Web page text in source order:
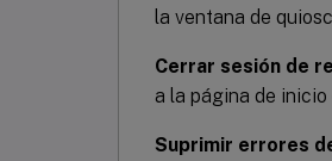
la ventana de
Cerrar sesión de
a la página de
Suprimir errores